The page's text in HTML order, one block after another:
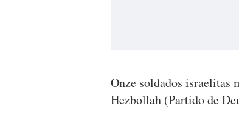
Onze soldados israelitas
Hezbollah (Partido de